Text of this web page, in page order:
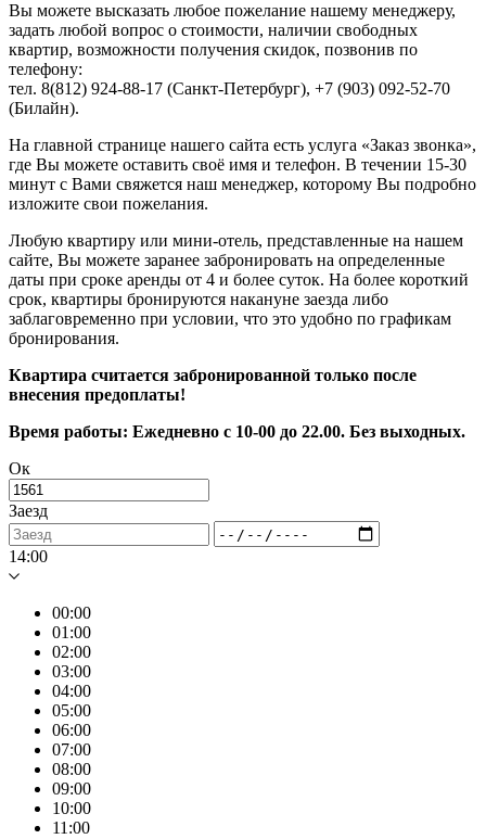
Вы можете высказать любое пожелание нашему менеджеру,
задать любой вопрос о стоимости, наличии свободных
квартир, возможности получения скидок, позвонив по
телефону:
тел. 8(812) 924-88-17 (Санкт-Петербург), +7 (903) 092-52-70
(Билайн).
На главной странице нашего сайта есть услуга «Заказ звонка»,
где Вы можете оставить своё имя и телефон. В течении 15-30
минут с Вами свяжется наш менеджер, которому Вы подробно
изложите свои пожелания.
Любую квартиру или мини-отель, представленные на нашем
сайте, Вы можете заранее забронировать на определенные
даты при сроке аренды от 4 и более суток. На более короткий
срок, квартиры бронируются накануне заезда либо
заблаговременно при условии, что это удобно по графикам
бронирования.
Квартира считается забронированной только после
внесения предоплаты!
Время работы: Ежедневно с 10-00 до 22.00. Без выходных.
Ок
Заезд
14:00
00:00
01:00
02:00
03:00
04:00
05:00
06:00
07:00
08:00
09:00
10:00
11:00